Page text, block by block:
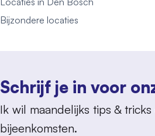
Bijzondere locaties
Schrijf je in voor
Ik wil maandelijks tips &
bijeenkomsten.